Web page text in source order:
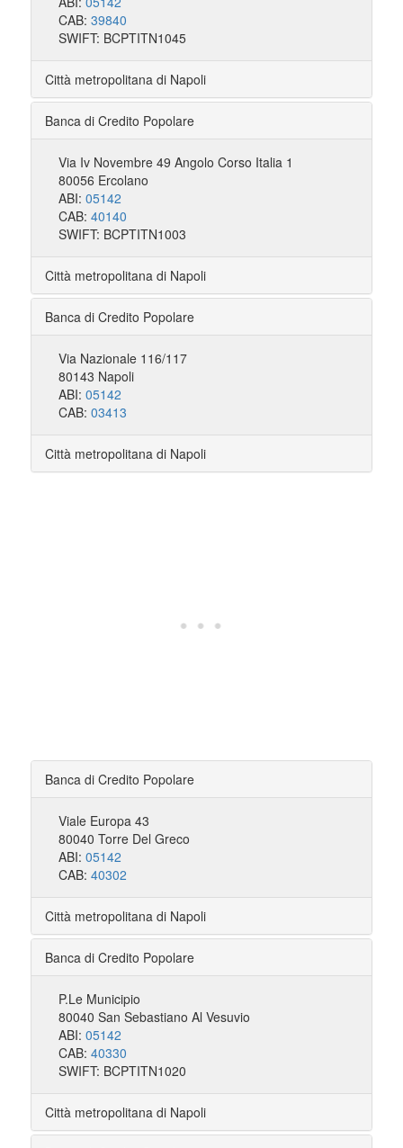
CAB: 39840
SWIFT: BCPTITN1045
Città metropolitana di Napoli
Banca di Credito Popolare
Via Iv Novembre 49 Angolo Corso Italia 1
80056 Ercolano
ABI: 05142
CAB: 40140
SWIFT: BCPTITN1003
Città metropolitana di Napoli
Banca di Credito Popolare
Via Nazionale 116/117
80143 Napoli
ABI: 05142
CAB: 03413
Città metropolitana di Napoli
Banca di Credito Popolare
Viale Europa 43
80040 Torre Del Greco
ABI: 05142
CAB: 40302
Città metropolitana di Napoli
Banca di Credito Popolare
P.Le Municipio
80040 San Sebastiano Al Vesuvio
ABI: 05142
CAB: 40330
SWIFT: BCPTITN1020
Città metropolitana di Napoli